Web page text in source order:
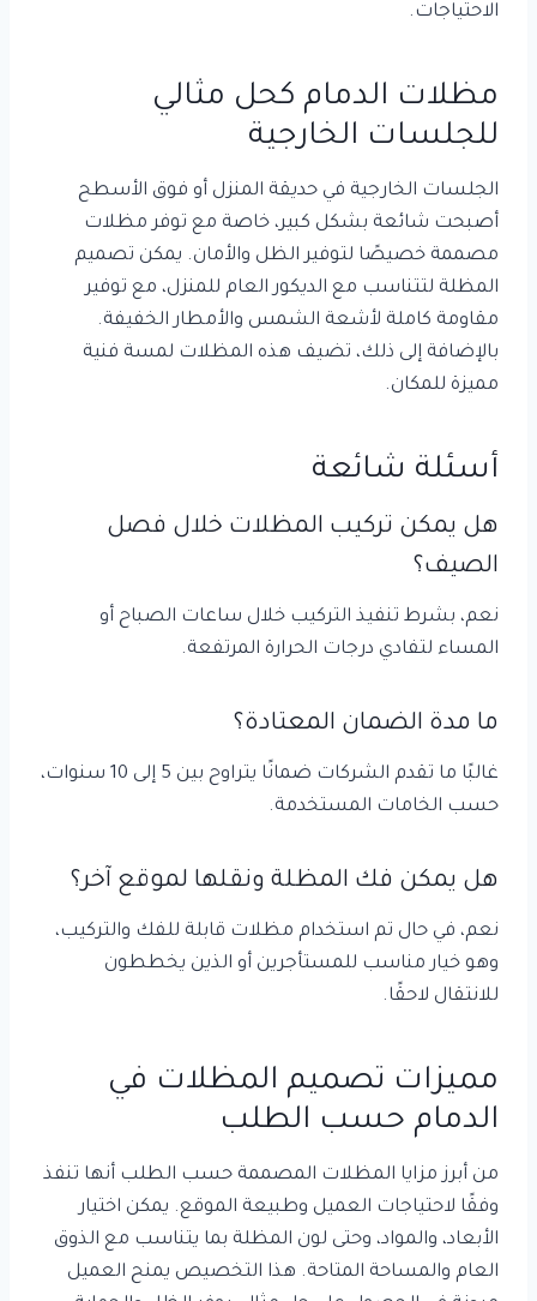
الاحتياجات.
مظلات الدمام كحل مثالي
للجلسات الخارجية
الجلسات الخارجية في حديقة المنزل أو فوق الأسطح
أصبحت شائعة بشكل كبير، خاصة مع توفر مظلات
مصممة خصيصًا لتوفير الظل والأمان. يمكن تصميم
المظلة لتتناسب مع الديكور العام للمنزل، مع توفير
مقاومة كاملة لأشعة الشمس والأمطار الخفيفة.
بالإضافة إلى ذلك، تضيف هذه المظلات لمسة فنية
مميزة للمكان.
أسئلة شائعة
هل يمكن تركيب المظلات خلال فصل
الصيف؟
نعم، بشرط تنفيذ التركيب خلال ساعات الصباح أو
المساء لتفادي درجات الحرارة المرتفعة.
ما مدة الضمان المعتادة؟
غالبًا ما تقدم الشركات ضمانًا يتراوح بين 5 إلى 10 سنوات،
حسب الخامات المستخدمة.
هل يمكن فك المظلة ونقلها لموقع آخر؟
نعم، في حال تم استخدام مظلات قابلة للفك والتركيب،
وهو خيار مناسب للمستأجرين أو الذين يخططون
للانتقال لاحقًا.
مميزات تصميم المظلات في
الدمام حسب الطلب
من أبرز مزايا المظلات المصممة حسب الطلب أنها تنفذ
وفقًا لاحتياجات العميل وطبيعة الموقع. يمكن اختيار
الأبعاد، والمواد، وحتى لون المظلة بما يتناسب مع الذوق
العام والمساحة المتاحة. هذا التخصيص يمنح العميل